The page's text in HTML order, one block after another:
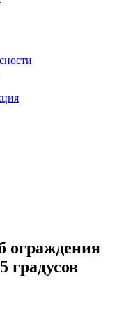
ограждения
градусов